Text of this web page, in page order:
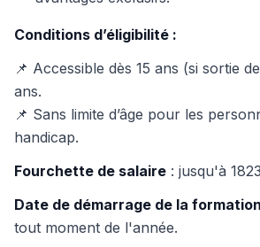
Conditions d’éligibilité :
📌 Accessible dès 15 ans (si sortie
ans.
📌 Sans limite d’âge pour les
handicap.
Fourchette de salaire : jusqu'à
Date de démarrage de la formation
tout moment de l'année.